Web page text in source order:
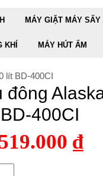
MÁY GIẶT MÁY SẤY
KHÍ MÁY HÚT ẨM
lít BD-400CI
đông
BD-400CI
₫
Alaska dưới 350 lít